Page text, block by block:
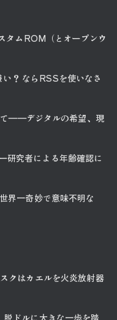
ムROM（とオープンウ
い？ ならRSSを使いなさ
て――デジタルの希望、現
研究者による年齢確認に
界一奇妙で意味不明な
はカエルを火炎放射器